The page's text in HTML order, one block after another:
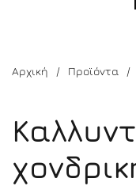
Αρχική Προϊόντα